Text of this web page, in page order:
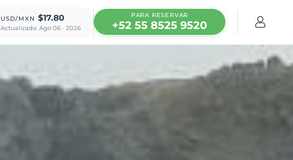
USD/MXN $17.80
Actualizado: Ago 06 · 2026
PARA RESERVAR
+52 55 8525 9520